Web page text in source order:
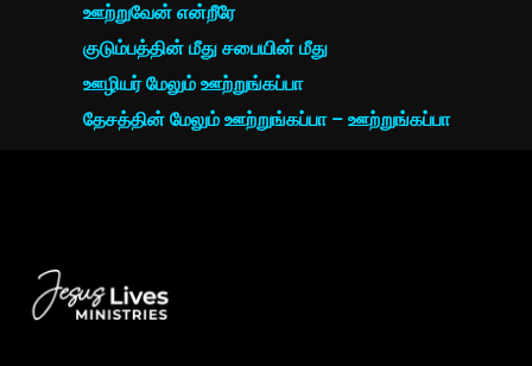
ஊற்றுவேன் என்றீரே
குடும்பத்தின் மீது சபையின் மீது
ஊழியர் மேலும் ஊற்றுங்கப்பா
தேசத்தின் மேலும் ஊற்றுங்கப்பா – ஊற்றுங்கப்பா